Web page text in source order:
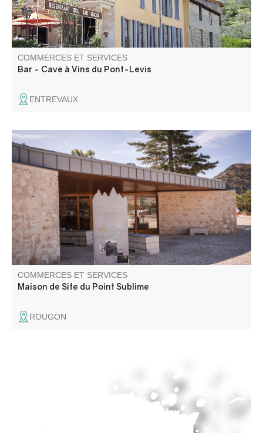
COMMERCES ET SERVICES
Bar - Cave à Vins du Pont-Levis
ENTREVAUX
La Maison de site est un lieu d’accueil, de découverte et
de sensibilisation concernant les Gorges du Verdon.
COMMERCES ET SERVICES
Maison de Site du Point Sublime
ROUGON